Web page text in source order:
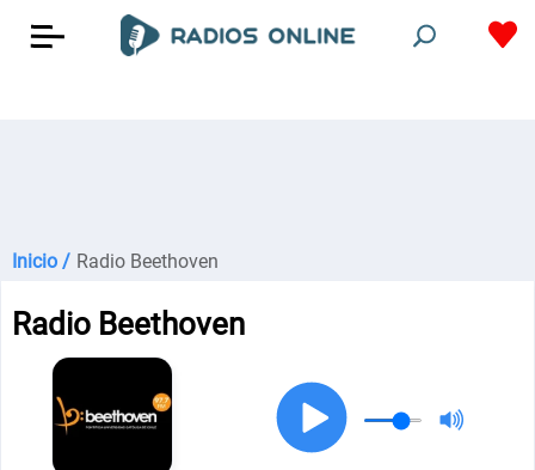
Inicio / Radio Beethoven
Radio Beethoven